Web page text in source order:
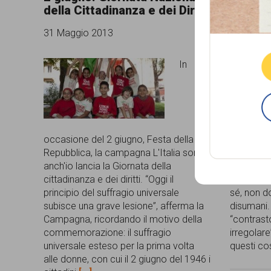
comunicazione
specificamente
dedicato
al
fenomeno
del
razzismo
curato
da
Lunaria
in
collaborazione
con
della Cittadinanza e dei Diritti
31 Maggio 2013
In
occasione del 2 giugno, Festa della
Repubblica, la campagna L'Italia sono
anch'io lancia la Giornata della
cittadinanza e dei diritti. “Oggi il
principio del suffragio universale
subisce una grave lesione”, afferma la
Campagna, ricordando il motivo della
commemorazione: il suffragio
universale esteso per la prima volta
alle donne, con cui il 2 giugno del 1946 i
31
fraintesi
sé, non
questi